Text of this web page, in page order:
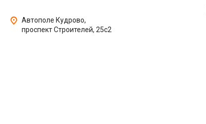
Автополе Кудрово,
проспект Строителей, 25с2